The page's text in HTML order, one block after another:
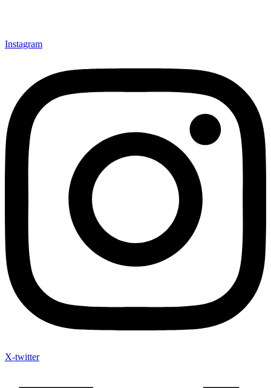
Instagram
X-twitter